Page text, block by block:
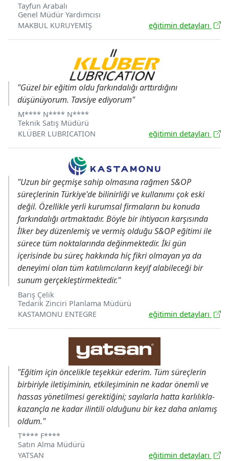
Tayfun Arabalı
Genel Müdür Yardımcısı
MAKBUL KURUYEMİŞ
eğitimin detayları
"Güzel bir eğitim oldu farkındalığı arttırdığını
düşünüyorum. Tavsiye ediyorum"
M**** N**** N****
Teknik Satış Müdürü
KLÜBER LUBRICATION
eğitimin detayları
"Uzun bir geçmişe sahip olmasına rağmen S&OP
süreçlerinin Türkiye'de bilinirliği ve kullanımı çok eski
değil. Özellikle yerli kurumsal firmaların bu konuda
farkındalığı artmaktadır. Böyle bir ihtiyacın karşısında
İlker bey düzenlemiş ve vermiş olduğu S&OP eğitimi ile
sürece tüm noktalarında değinmektedir. İki gün
içerisinde bu süreç hakkında hiç fikri olmayan ya da
deneyimi olan tüm katılımcıların keyif alabileceği bir
sunum gerçekleştirmektedir."
Barış Çelik
Tedarik Zinciri Planlama Müdürü
KASTAMONU ENTEGRE
eğitimin detayları
"Eğitim için öncelikle teşekkür ederim. Tüm süreçlerin
birbiriyle iletişiminin, etkileşiminin ne kadar önemli ve
hassas yönetilmesi gerektiğini; sayılarla hatta karlılıkla-
kazançla ne kadar ilintili olduğunu bir kez daha anlamış
oldum."
T**** F****
Satın Alma Müdürü
YATSAN
eğitimin detayları